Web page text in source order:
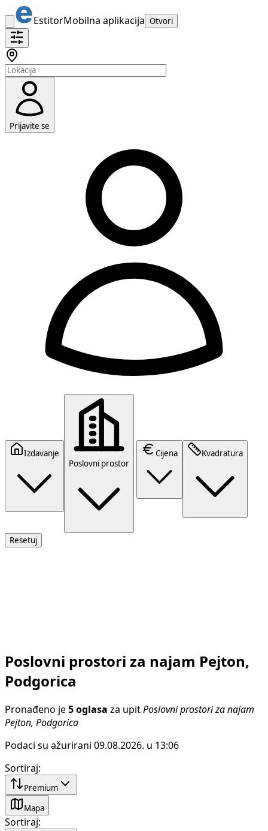
EstitorMobilna aplikacija Otvori
Prijavite se
Izdavanje
Poslovni prostor
Cijena Kvadratura
Resetuj
Poslovni prostori za najam Pejton,
Podgorica
Pronađeno je 5 oglasa za upit Poslovni prostori za najam
Pejton, Podgorica
Podaci su ažurirani 09.08.2026. u 13:06
Sortiraj:
Premium
Mapa
Sortiraj: